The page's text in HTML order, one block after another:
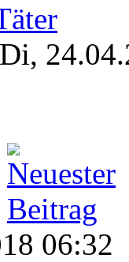
06:32